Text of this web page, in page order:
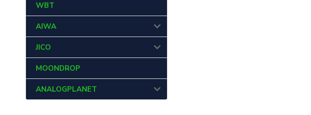
WBT
AIWA
JICO
MOONDROP
ANALOGPLANET